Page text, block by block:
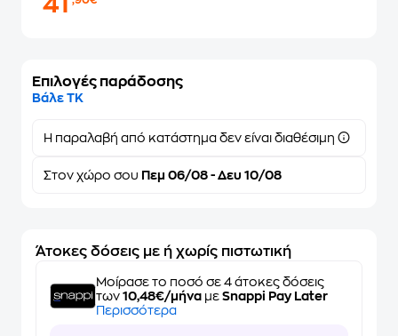
Επιλογές παράδοσης
Βάλε ΤΚ
Η παραλαβή από κατάστημα δεν είναι διαθέσιμη
Στον χώρο σου Πεμ 06/08 - Δευ 10/08
Άτοκες δόσεις με ή χωρίς πιστωτική
Μοίρασε το ποσό σε 4 άτοκες δόσεις
των 10,48€/μήνα με Snappi Pay Later
Περισσότερα